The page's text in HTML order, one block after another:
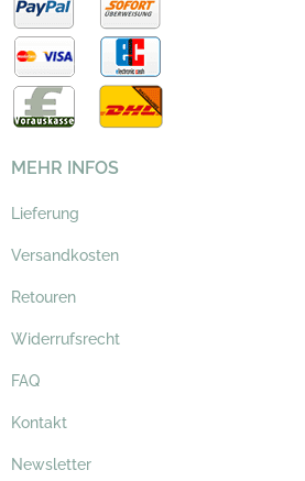
MEHR INFOS
Lieferung
Versandkosten
Retouren
Widerrufsrecht
FAQ
Kontakt
Newsletter